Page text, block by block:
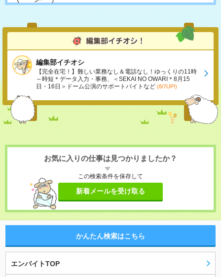
編集部イチオシ
【完全在宅！】難しい業務なし＆電話なし！ゆっくりの11時
～時短＊データ入力・事務、＜SEKAI NO OWARI＊8月15
日・16日＞ドーム公演のサポートバイトなど (8/7UP!)
お気に入りの仕事は見つかりましたか？
この検索条件を保存して
新着メールを受け取る
かんたん検索はこちら
エンバイトTOP